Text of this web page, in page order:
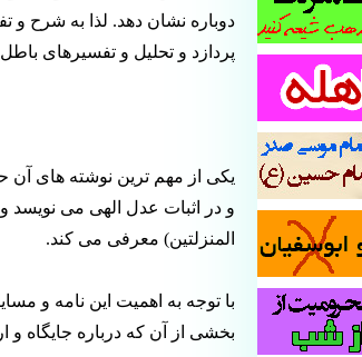
دوباره نشان دهد. لذا به شرح و
پردازد و تحلیل و تفسیرهای
یکی از مهم ترین نوشته های
و در اثبات عدل الهی می نویسد
المنزلتین) معرفی می کند.
با توجه به اهمیت این نامه و
بخشی از آن که درباره جایگاه